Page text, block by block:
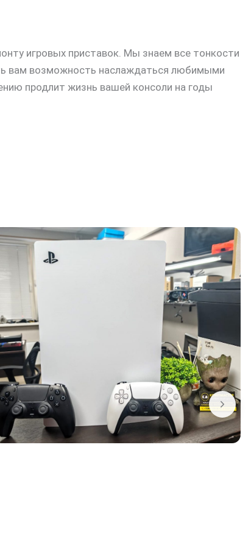
игровых приставок. Мы знаем все тонкости
вам возможность наслаждаться любимыми
продлит жизнь вашей консоли на годы